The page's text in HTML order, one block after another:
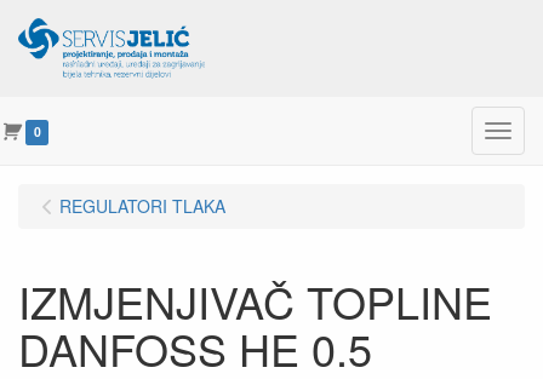
0 Menu
REGULATORI TLAKA
IZMJENJIVAČ TOPLINE
DANFOSS HE 0.5